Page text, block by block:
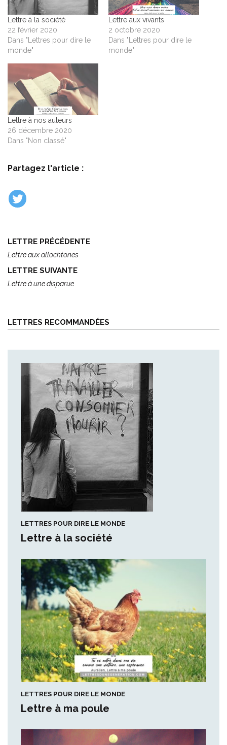
Lettre à la société
22 février 2020
Dans "Lettres pour dire le
monde"
Lettre aux vivants
2 octobre 2020
Dans "Lettres pour dire le
monde"
Lettre à nos auteurs
26 décembre 2020
Dans "Non classé"
Partagez l'article :
Post
navigation
LETTRE PRÉCÉDENTE
Lettre aux allochtones
LETTRE SUIVANTE
Lettre à une disparue
LETTRES RECOMMANDÉES
LETTRES POUR DIRE LE MONDE
Lettre à la société
LETTRES POUR DIRE LE MONDE
Lettre à ma poule